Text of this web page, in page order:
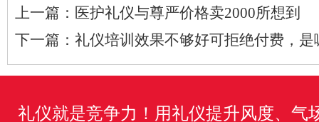
上一篇： 医护礼仪与尊严价格卖2000所想到
下一篇： 礼仪培训效果不够好可拒绝付费，是
礼仪就是竞争力！用礼仪提升风度、气